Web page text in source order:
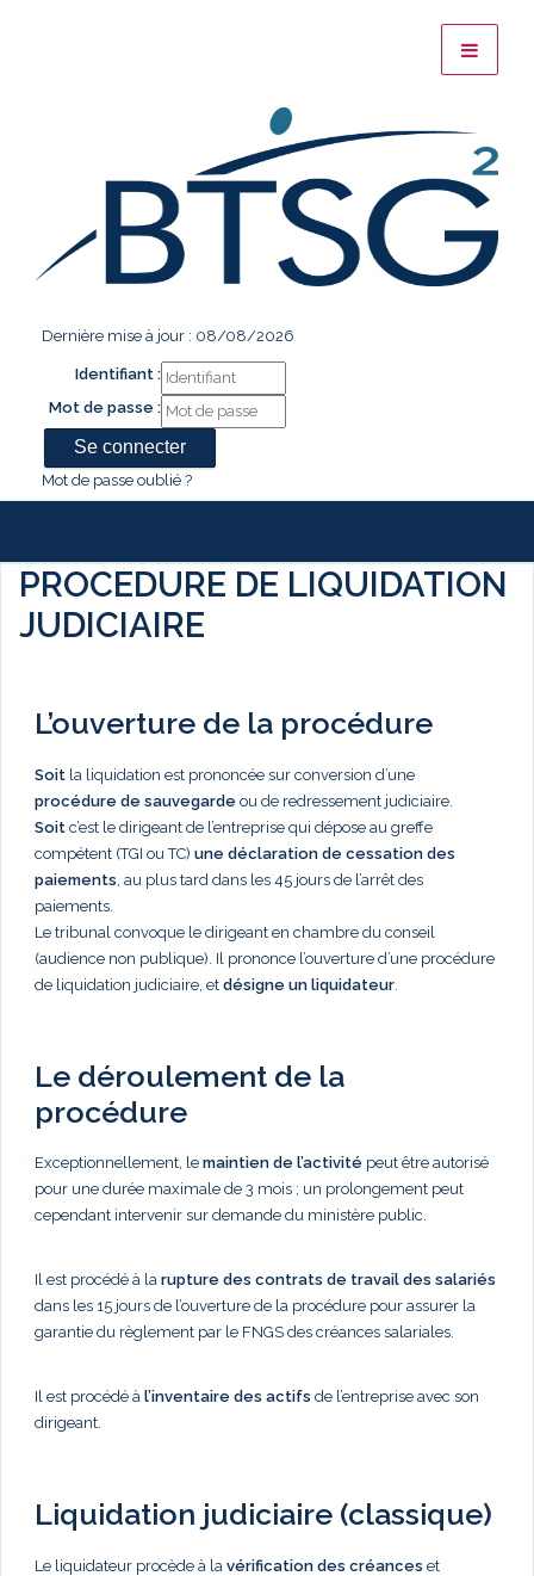
Dernière mise à jour : 08/08/2026
Identifiant :
Mot de passe :
Mot de passe oublié ?
PROCEDURE DE LIQUIDATION
JUDICIAIRE
L’ouverture de la procédure
Soit la liquidation est prononcée sur conversion d’une
procédure de sauvegarde ou de redressement judiciaire.
Soit c’est le dirigeant de l’entreprise qui dépose au greffe
compétent (TGI ou TC) une déclaration de cessation des
paiements , au plus tard dans les 45 jours de l’arrêt des
paiements.
Le tribunal convoque le dirigeant en chambre du conseil
(audience non publique). Il prononce l’ouverture d’une procédure
de liquidation judiciaire, et désigne un liquidateur
Le déroulement de la
procédure
Exceptionnellement, le maintien de l’activité peut être autorisé
pour une durée maximale de 3 mois ; un prolongement peut
cependant intervenir sur demande du ministère public.
Il est procédé à la rupture des contrats de travail des salariés
dans les 15 jours de l’ouverture de la procédure pour assurer la
garantie du règlement par le FNGS des créances salariales.
Il est procédé à l’inventaire des actifs de l’entreprise avec son
dirigeant.
Liquidation judiciaire (classique)
Le liquidateur procède à la vérification des créances et